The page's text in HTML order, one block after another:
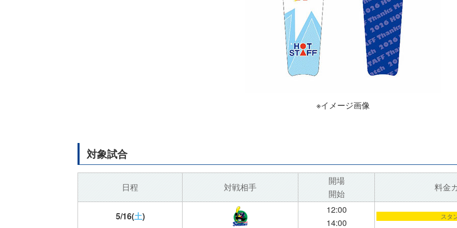
※イメージ画像
対象試合
日程 対戦相手
開場
開始
料金
5/16(土)
12:00
14:00
スタ